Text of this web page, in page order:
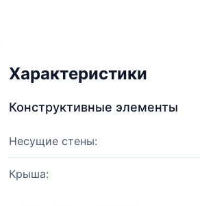
Характеристики
Конструктивные элементы
Несущие стены:
Крыша: